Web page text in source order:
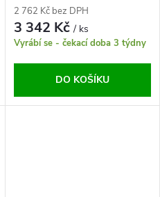
2 762 Kč bez DPH
3 342 Kč/ ks
Vyrábí se - čekací doba 3 týdny
DO KOŠÍKU